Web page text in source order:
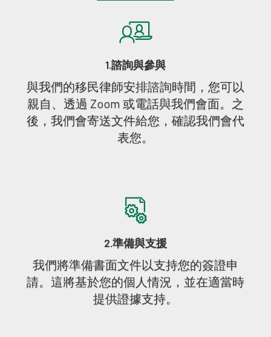
1.諮詢與參與
與我們的移民律師安排諮詢時間，您可以
親自、透過 Zoom 或電話與我們會面。之
後，我們會寄送文件給您，確認我們會代
表您。
2.準備與支援
我們將準備書面文件以支持您的簽證申
請。這將基於您的個人情況，並在適當時
提供證據支持。